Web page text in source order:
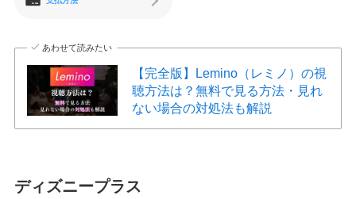
あわせて読みたい
【完全版】Lemino（レミノ）の視
聴方法は？無料で見る方法・見れ
ない場合の対処法も解説
ディズニープラス